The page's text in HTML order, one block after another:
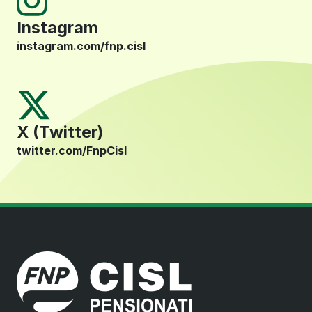
Instagram
instagram.com/fnp.cisl
X (Twitter)
twitter.com/FnpCisl